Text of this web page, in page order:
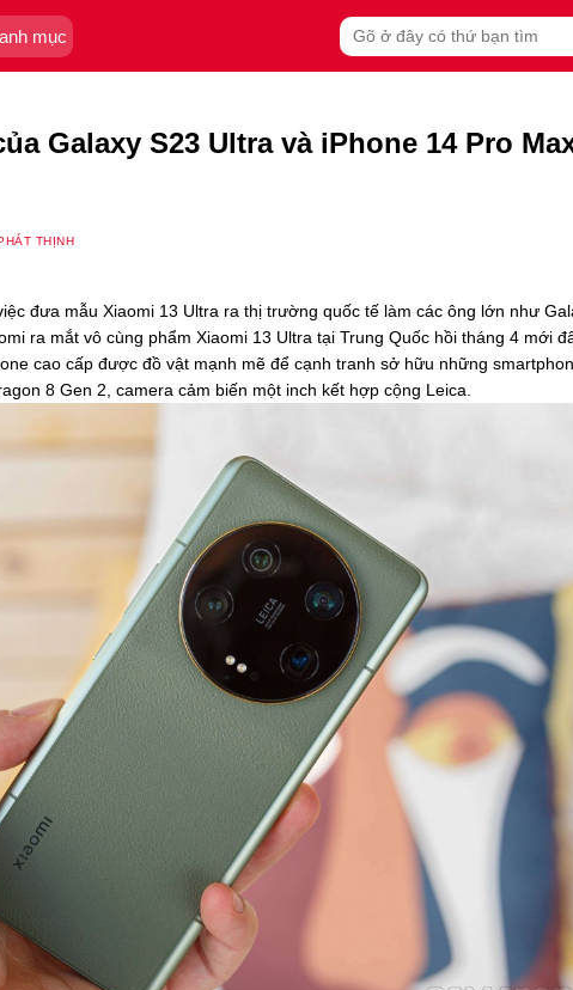
mục
Search
for:
Galaxy S23 Ultra và iPhone 14 Pro
THỊNH
đưa mẫu Xiaomi 13 Ultra ra thị trường quốc tế làm các ông lớn như
ra mắt vô cùng phẩm Xiaomi 13 Ultra tại Trung Quốc hồi tháng 4 mới
cao cấp được đồ vật mạnh mẽ để cạnh tranh sở hữu những
8 Gen 2, camera cảm biến một inch kết hợp cộng Leica.